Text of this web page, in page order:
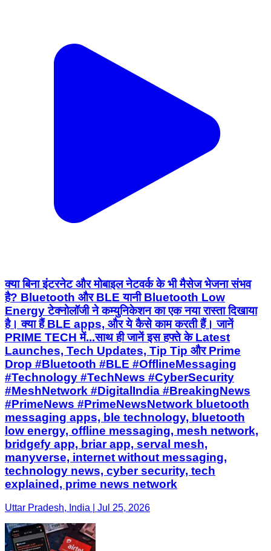
क्या बिना इंटरनेट और मोबाइल नेटवर्क के भी मैसेज भेजना संभव
है? Bluetooth और BLE यानी Bluetooth Low
Energy टेक्नोलॉजी ने कम्युनिकेशन का एक नया रास्ता दिखाया
है। क्या हैं BLE apps, और ये कैसे काम करती हैं। जानें
PRIME TECH में...साथ ही जानें इस हफ्ते के Latest
Launches, Tech Updates, Tip Tip और Prime
Drop #Bluetooth #BLE #OfflineMessaging
#Technology #TechNews #CyberSecurity
#MeshNetwork #DigitalIndia #BreakingNews
#PrimeNews #PrimeNewsNetwork bluetooth
messaging apps, ble technology, bluetooth
low energy, offline messaging, mesh network,
bridgefy app, briar app, serval mesh,
manyverse, internet without messaging,
technology news, cyber security, tech
explained, prime news network
Uttar Pradesh, India | Jul 25, 2026